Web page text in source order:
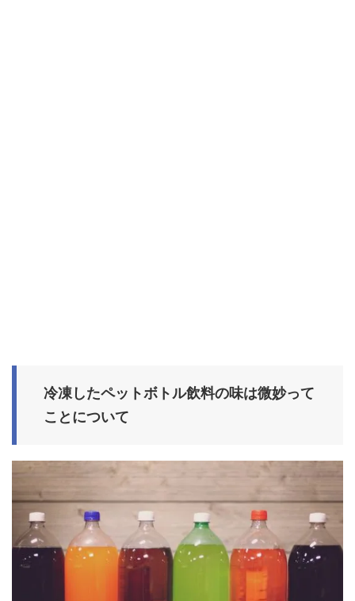
冷凍したペットボトル飲料の味は微妙って
ことについて